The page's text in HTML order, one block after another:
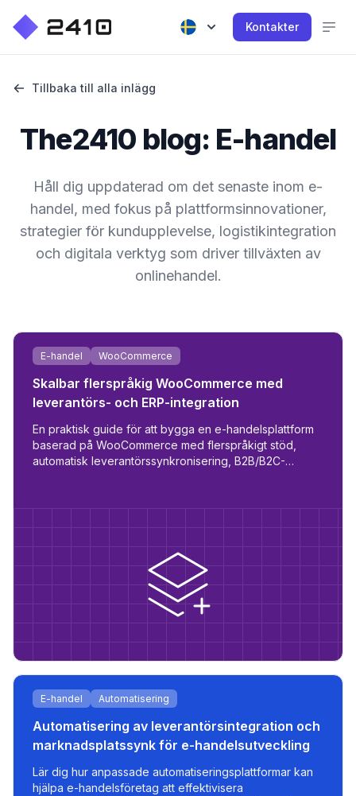
Kontakter
Tillbaka till alla inlägg
The2410 blog: E-handel
Håll dig uppdaterad om det senaste inom e-
handel, med fokus på plattformsinnovationer,
strategier för kundupplevelse, logistikintegration
och digitala verktyg som driver tillväxten av
onlinehandel.
E-handel WooCommerce
Skalbar flerspråkig WooCommerce med
leverantörs- och ERP-integration
En praktisk guide för att bygga en e-handelsplattform
baserad på WooCommerce med flerspråkigt stöd,
automatisk leverantörssynkronisering, B2B/B2C-
E-handel Automatisering
Automatisering av leverantörsintegration och
marknadsplatssynk för e-handelsutveckling
Lär dig hur anpassade automatiseringsplattformar kan
hjälpa e-handelsföretag att effektivisera